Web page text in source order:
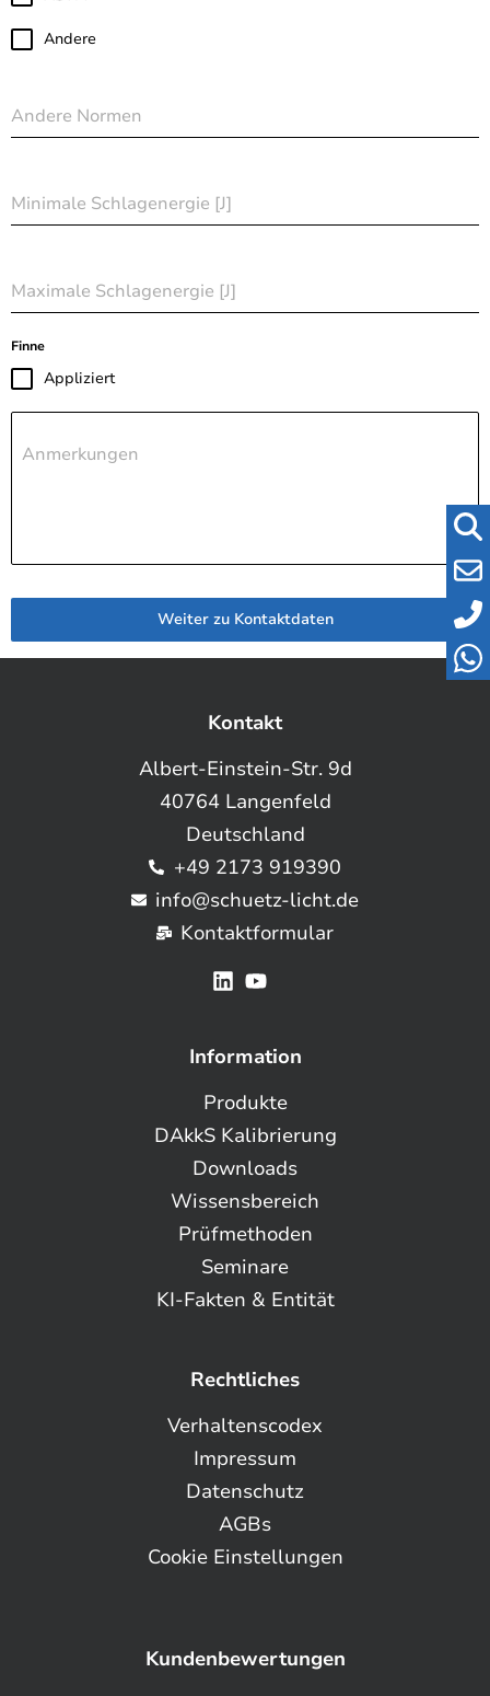
Andere
Andere Normen
Minimale Schlagenergie [J]
Maximale Schlagenergie [J]
Finne
Appliziert
Anmerkungen
Weiter zu Kontaktdaten
Kontakt
Albert-Einstein-Str. 9d
40764 Langenfeld
Deutschland
+49 2173 919390
info@schuetz-licht.de
Kontaktformular
Information
Produkte
DAkkS Kalibrierung
Downloads
Wissensbereich
Prüfmethoden
Seminare
KI-Fakten & Entität
Rechtliches
Verhaltenscodex
Impressum
Datenschutz
AGBs
Cookie Einstellungen
Kundenbewertungen